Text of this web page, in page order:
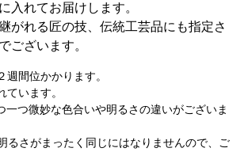
入れてお届けします。
がれる匠の技、伝統工芸品にも指定さ
ございます。
間位かかります。
います。
一つ微妙な色合いや明るさの違いがございま
るさがまったく同じにはなりませんので、ご